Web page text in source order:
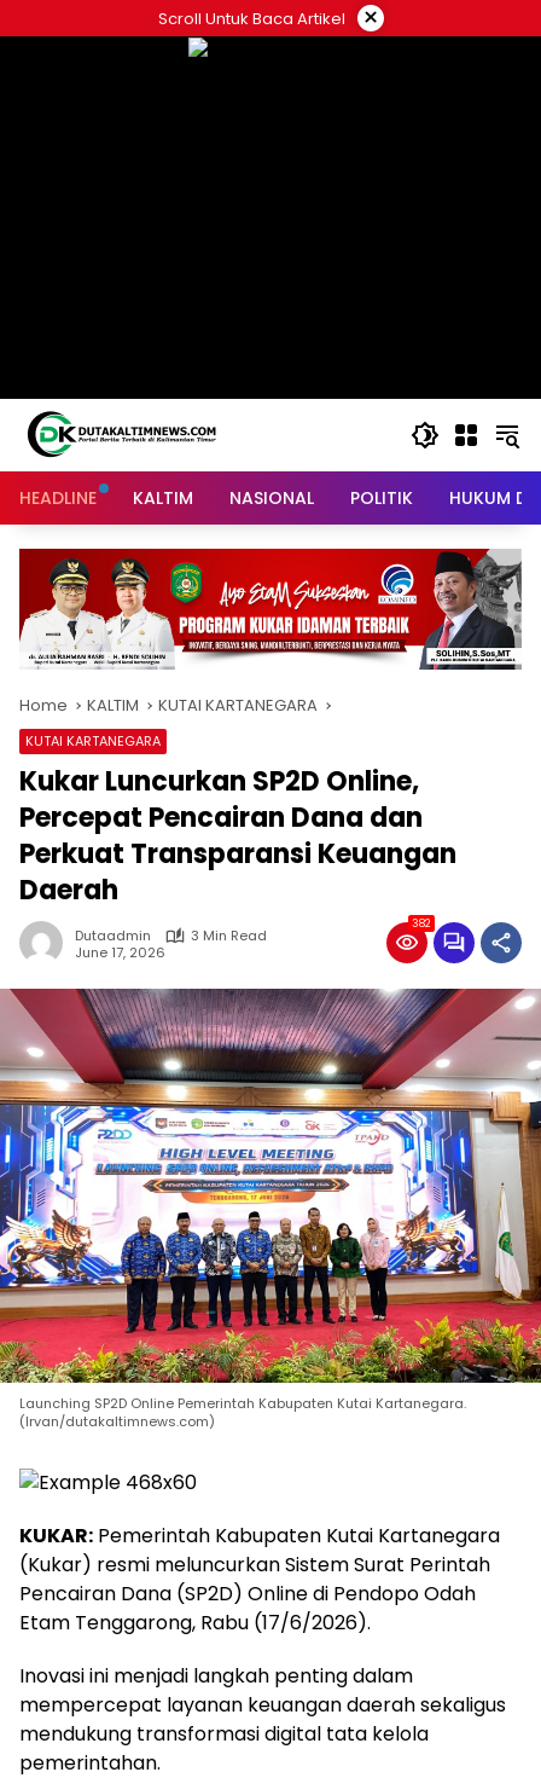
to
Scroll Untuk Baca Artikel ×
HEADLINE KALTIM NASIONAL POLITIK HUKUM
Home KALTIM KUTAI KARTANEGARA
KUTAI KARTANEGARA
Kukar Luncurkan SP2D Online,
Percepat Pencairan Dana dan
Perkuat Transparansi Keuangan
Daerah
Dutaadmin
3 Min Read
June 17, 2026
382
Launching SP2D Online Pemerintah Kabupaten Kutai Kartanegara.
(Irvan/dutakaltimnews.com)
KUKAR: Pemerintah Kabupaten Kutai Kartanegara
(Kukar) resmi meluncurkan Sistem Surat Perintah
Pencairan Dana (SP2D) Online di Pendopo Odah
Etam Tenggarong, Rabu (17/6/2026).
Inovasi ini menjadi langkah penting dalam
mempercepat layanan keuangan daerah sekaligus
mendukung transformasi digital tata kelola
pemerintahan.